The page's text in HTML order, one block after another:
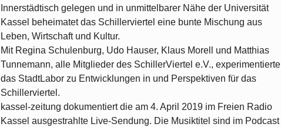
Innerstädtisch gelegen und in unmittelbarer Nähe der Universität
Kassel beheimatet das Schillerviertel eine bunte Mischung aus
Leben, Wirtschaft und Kultur.
Mit Regina Schulenburg, Udo Hauser, Klaus Morell und Matthias
Tunnemann, alle Mitglieder des SchillerViertel e.V., experimentierte
das StadtLabor zu Entwicklungen in und Perspektiven für das
Schillerviertel.
kassel-zeitung dokumentiert die am 4. April 2019 im Freien Radio
Kassel ausgestrahlte Live-Sendung. Die Musiktitel sind im Podcast